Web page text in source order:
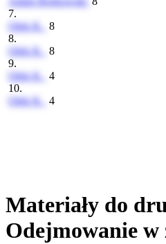
7.
Olek K. 8
8.
Olek K. 8
9.
Olek K. 4
10.
Olek K. 4
Materiały do
Odejmowanie w